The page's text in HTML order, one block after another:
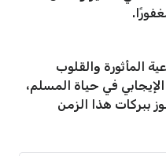
المأثورة والقلوب
الإيجابي في حياة المسلم،
ببركات هذا الزمن